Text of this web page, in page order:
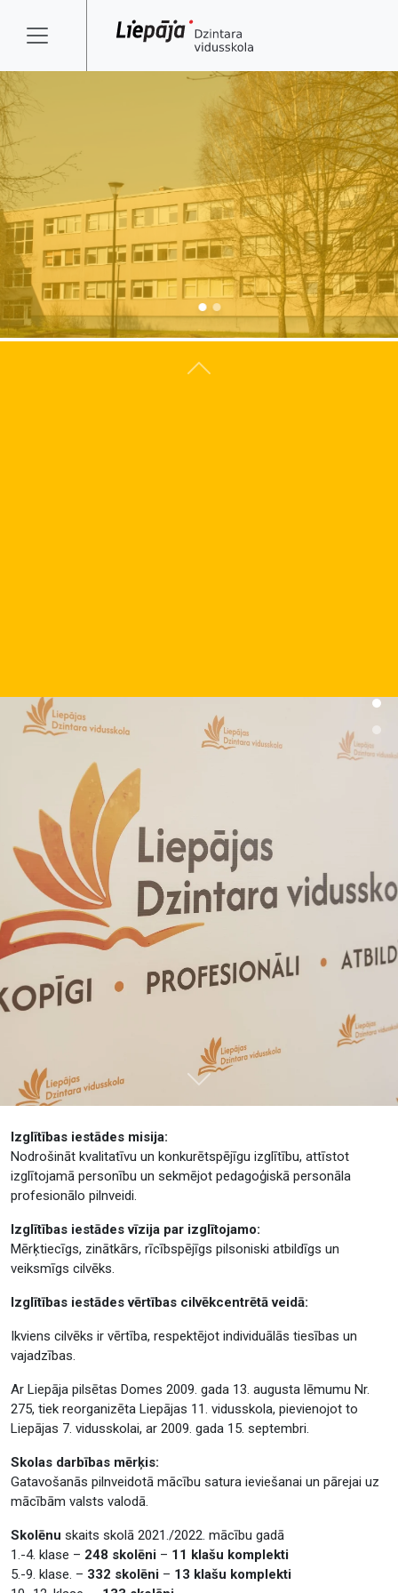
Atpakaļ
Tālāk
Izglītības iestādes misija:
Nodrošināt kvalitatīvu un konkurētspējīgu izglītību, attīstot
izglītojamā personību un sekmējot pedagoģiskā personāla
profesionālo pilnveidi.
Izglītības iestādes vīzija par izglītojamo:
Mērķtiecīgs, zinātkārs, rīcībspējīgs pilsoniski atbildīgs un
veiksmīgs cilvēks.
Izglītības iestādes vērtības cilvēkcentrētā veidā:
Ikviens cilvēks ir vērtība, respektējot individuālās tiesības un
vajadzības.
Ar Liepāja pilsētas Domes 2009. gada 13. augusta lēmumu Nr.
275, tiek reorganizēta Liepājas 11. vidusskola, pievienojot to
Liepājas 7. vidusskolai, ar 2009. gada 15. septembri.
Skolas darbības mērķis:
Gatavošanās pilnveidotā mācību satura ieviešanai un pārejai uz
mācībām valsts valodā.
Skolēnu skaits skolā 2021./2022. mācību gadā
1.-4. klase – 248 skolēni – 11 klašu komplekti
5.-9. klase. – 332 skolēni – 13 klašu komplekti